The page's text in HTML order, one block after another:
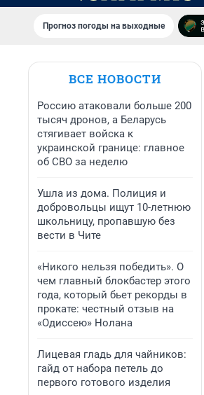
Прогноз погоды на выходные
ВСЕ НОВОСТИ
Россию атаковали больше 200
тысяч дронов, а Беларусь
стягивает войска к
украинской границе: главное
об СВО за неделю
Ушла из дома. Полиция и
добровольцы ищут 10-летнюю
школьницу, пропавшую без
вести в Чите
«Никого нельзя победить». О
чем главный блокбастер этого
года, который бьет рекорды в
прокате: честный отзыв на
«Одиссею» Нолана
Лицевая гладь для чайников:
гайд от набора петель до
первого готового изделия